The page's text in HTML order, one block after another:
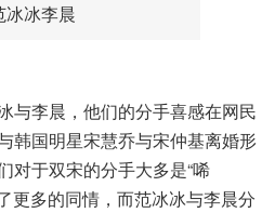
冰冰李晨
与李晨，他们的分手喜感在网民
韩国明星宋慧乔与宋仲基离婚形
对于双宋的分手大多是“唏
更多的同情，而范冰冰与李晨分